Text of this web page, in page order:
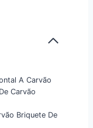
A Carvão
Carvão
Briquete De